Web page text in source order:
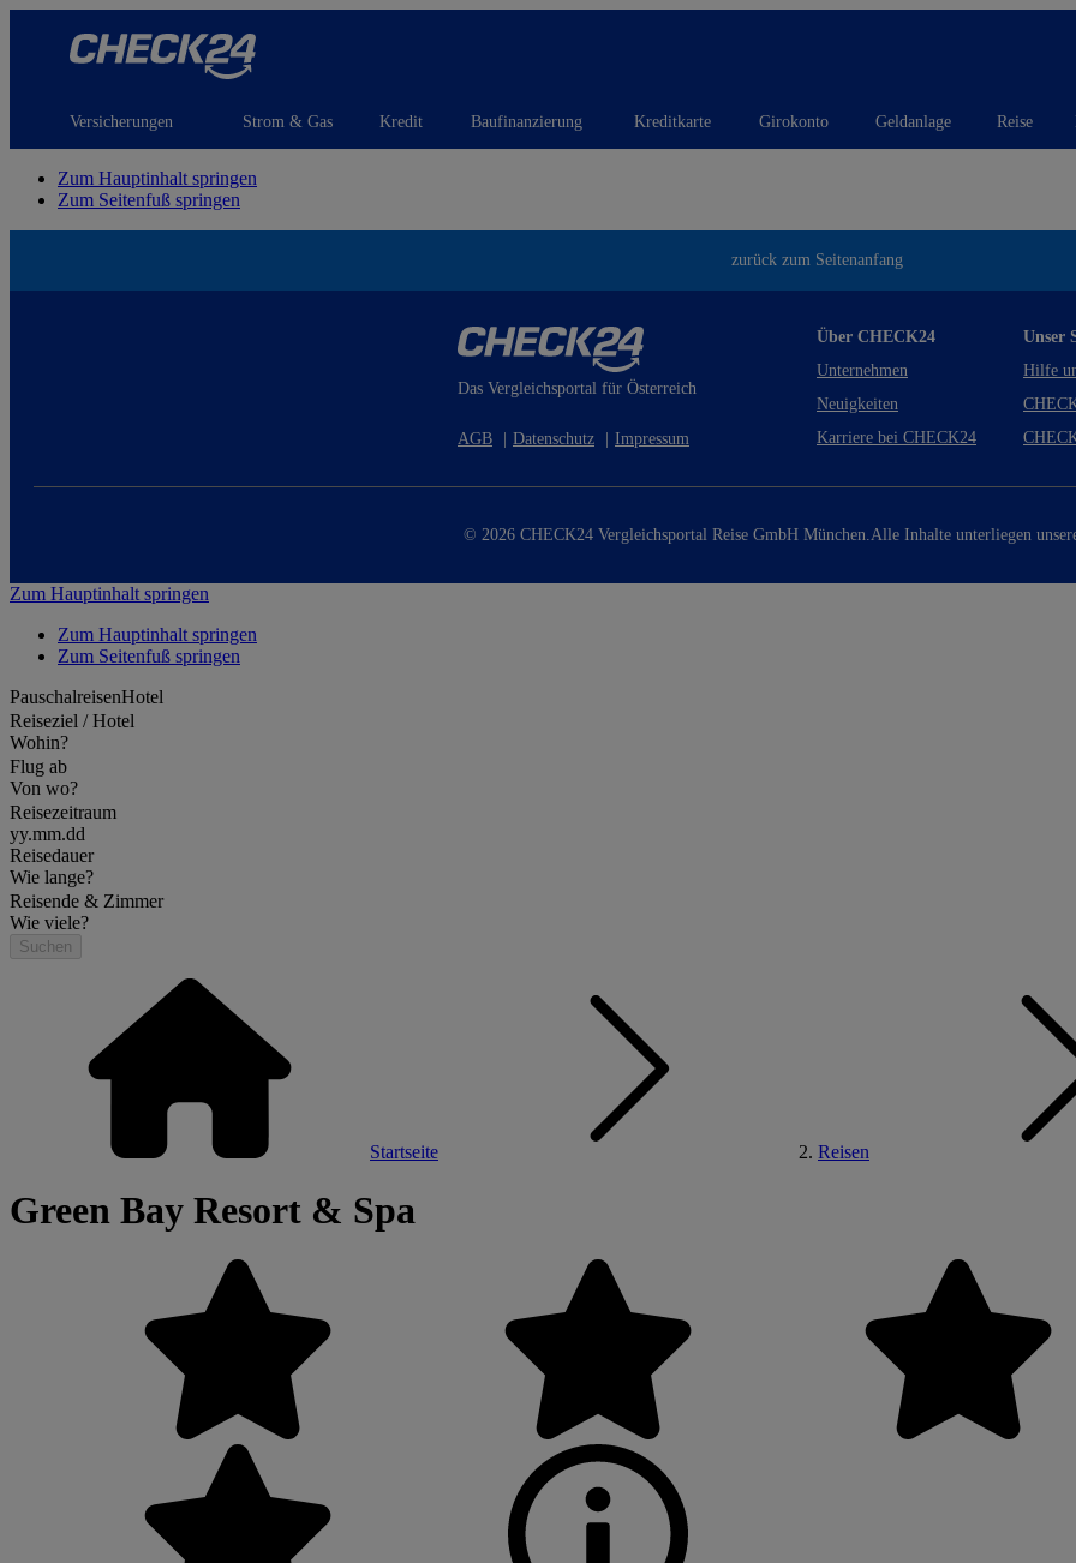
Versicherungen Strom & Gas Kredit Baufinanzierung Kreditkarte Girokonto Geldanlage Reise
Zum Hauptinhalt springen
Zum Seitenfuß springen
zurück zum Seitenanfang
Das Vergleichsportal für Österreich
AGB Datenschutz Impressum
Über CHECK24
Unternehmen
Neuigkeiten
Karriere bei CHECK24
Unser
Hilfe
© 2026 CHECK24 Vergleichsportal Reise GmbH München.Alle Inhalte unterliegen
Zum Hauptinhalt springen
Zum Hauptinhalt springen
Zum Seitenfuß springen
PauschalreisenHotel
Reiseziel / Hotel
Wohin?
Flug ab
Von wo?
Reisezeitraum
yy.mm.dd
Reisedauer
Wie lange?
Reisende & Zimmer
Wie viele?
Suchen
Startseite Reisen
Green Bay Resort & Spa